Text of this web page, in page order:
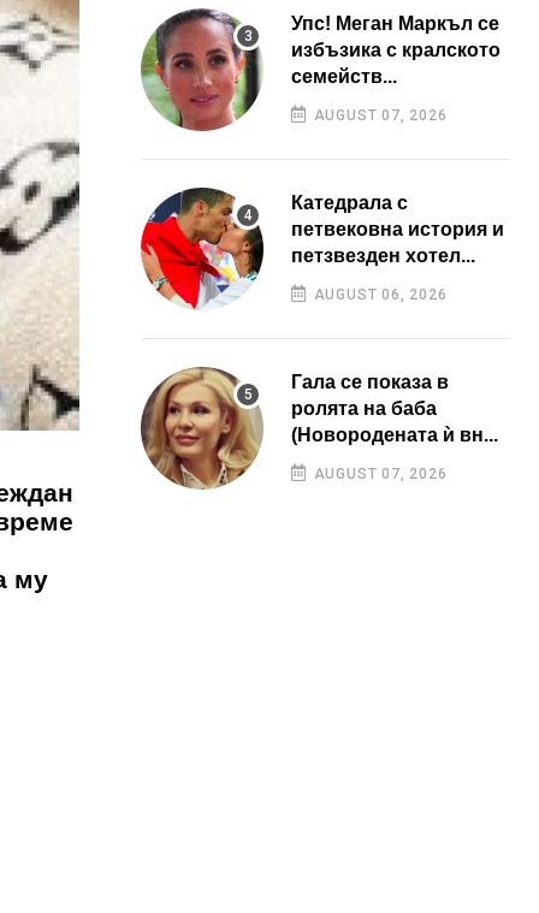
му
Упс! Меган Маркъл се
избъзика с кралското
семейств...
AUGUST 07, 2026
Катедрала с
петвековна история и
петзвезден хотел...
AUGUST 06, 2026
Гала се показа в
ролята на баба
(Новородената ѝ вн...
AUGUST 07, 2026